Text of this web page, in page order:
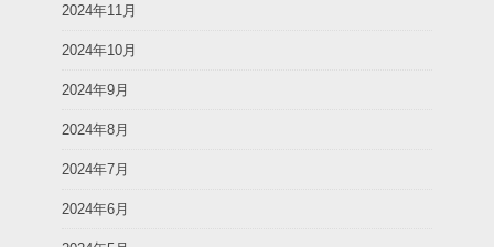
2024年11月
2024年10月
2024年9月
2024年8月
2024年7月
2024年6月